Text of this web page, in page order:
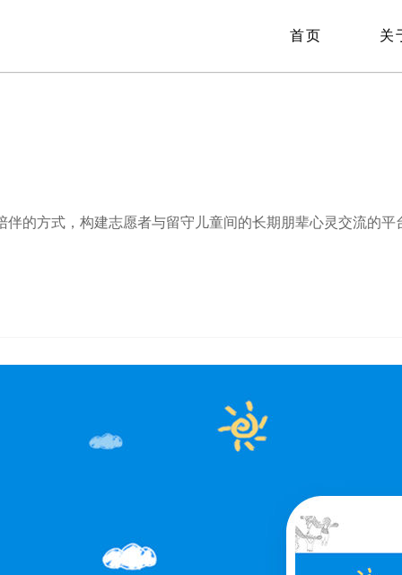
首页 关
的方式，构建志愿者与留守儿童间的长期朋辈心灵交流的平